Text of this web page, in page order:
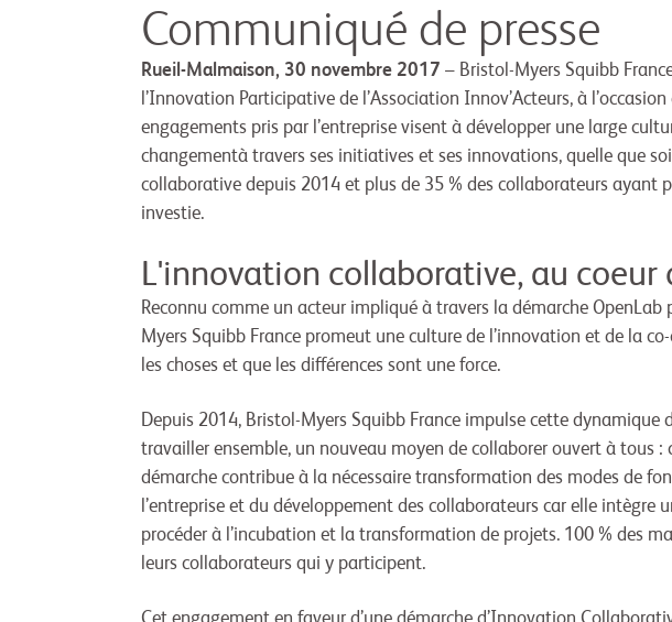
Communiqué de presse
Rueil-Malmaison, 30 novembre 2017 – Bristol-Myers Squibb
l’Innovation Participative de l’Association Innov’Acteurs, à
engagements pris par l’entreprise visent à développer une large
changementà travers ses initiatives et ses innovations, quelle que
collaborative depuis 2014 et plus de 35 % des collaborateurs ayant
investie.
L'innovation collaborative, au
Reconnu comme un acteur impliqué à travers la démarche
Myers Squibb France promeut une culture de l’innovation et de la
les choses et que les différences sont une force.
Depuis 2014, Bristol-Myers Squibb France impulse cette
travailler ensemble, un nouveau moyen de collaborer ouvert à tous
démarche contribue à la nécessaire transformation des modes de
l’entreprise et du développement des collaborateurs car elle
procéder à l’incubation et la transformation de projets. 100 % des
leurs collaborateurs qui y participent.